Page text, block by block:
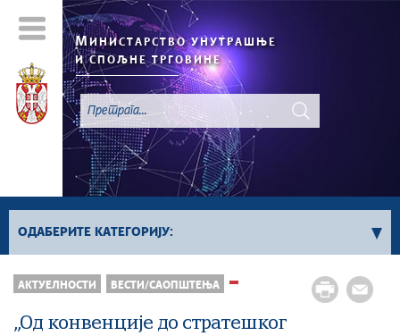
М ИНИСТАРСТВО УНУТРАШЊЕ
И СПОЉНЕ ТРГОВИНЕ
ОДАБЕРИТЕ КАТЕГОРИЈУ:
Регистар „Не Зови“
Све вести
АКТУЕЛНОСТИ ВЕСТИ/САОПШТЕЊА
„Од конвенције до стратешког